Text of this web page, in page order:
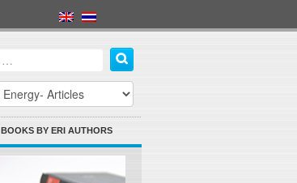
BOOKS BY ERI AUTHORS